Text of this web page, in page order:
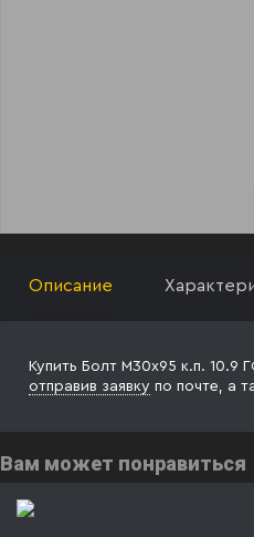
Описание
Купить Болт М30х95 к.п. 10.9
отправив заявку по почте, а
Вам может понравиться